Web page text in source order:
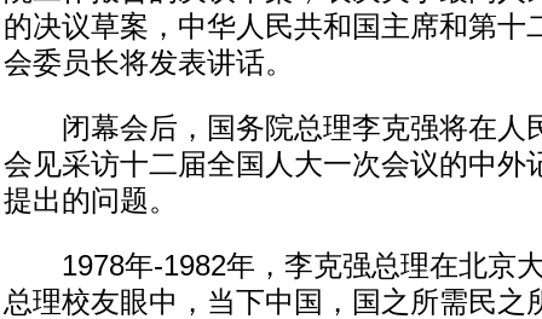
的决议草案，中华人民共和国主席和第十
会委员长将发表讲话。
闭幕会后，国务院总理李克强将在人
会见采访十二届全国人大一次会议的中外
提出的问题。
1978年-1982年，李克强总理在北京
总理校友眼中，当下中国，国之所需民之